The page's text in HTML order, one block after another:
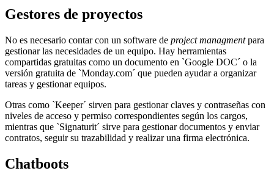
Gestores de proyectos
No es necesario contar con un software de project managmentpara
gestionar las necesidades de un equipo. Hay herramientas
compartidas gratuitas como un documento en `Google DOC´ o la
versión gratuita de `Monday.com´ que pueden ayudar a organizar
tareas y gestionar equipos.
Otras como `Keeper´ sirven para gestionar claves y contraseñas con
niveles de acceso y permiso correspondientes según los cargos,
mientras que `Signaturit´ sirve para gestionar documentos y enviar
contratos, seguir su trazabilidad y realizar una firma electrónica.
Chatboots